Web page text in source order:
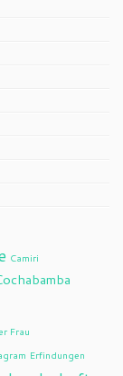
Camiri
Frau
Erfindungen